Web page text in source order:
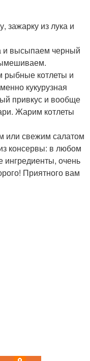
зажарку из лука и
и высыпаем черный
котлеты и
кукурузная
привкус и вообще
Жарим котлеты
или свежим салатом
консервы: в любом
ингредиенты, очень
Приятного вам